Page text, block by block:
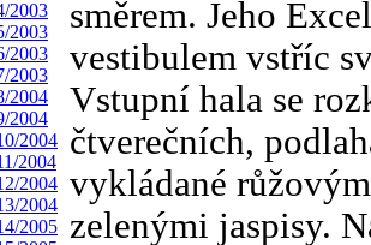
směrem. Jeho
vestibulem vstříc
Vstupní hala se
čtverečních,
vykládané
zelenými jaspisy.